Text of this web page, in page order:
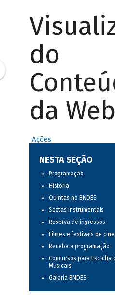
do
da Web
Ações
NESTA SEÇÃO
Programação
História
Quintas no BNDES
Sextas instrumentais
Reserva de ingressos
Filmes e festivais de
Receba a programação
Concursos para Escolha
Musicais
Galeria BNDES